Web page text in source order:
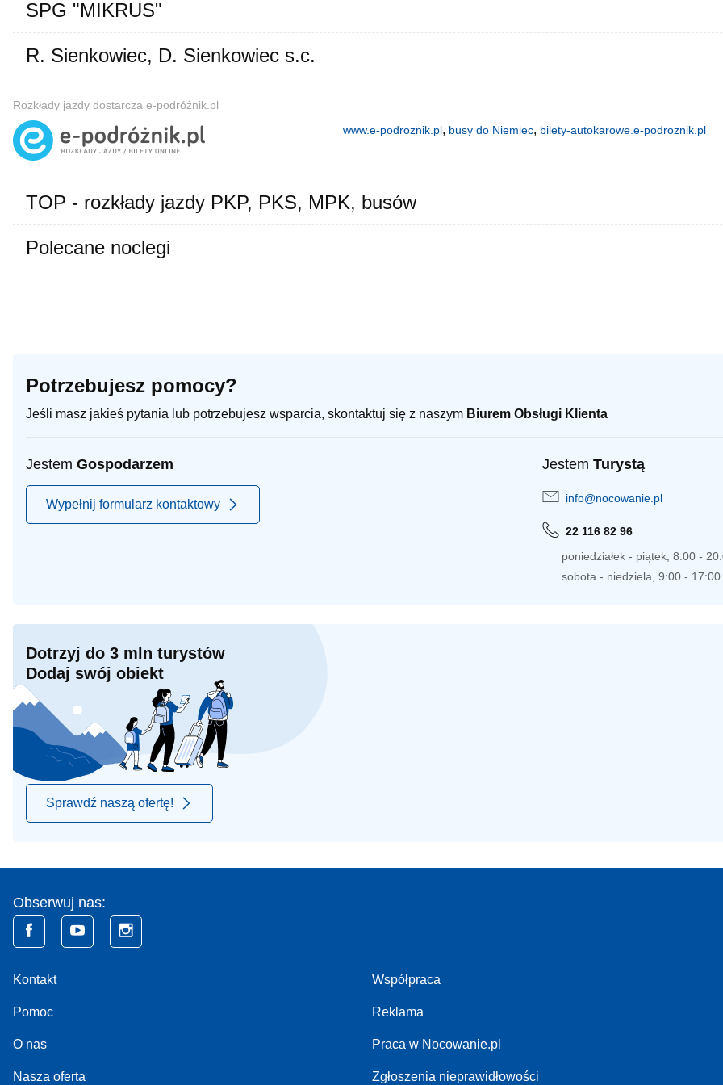
SPG "MIKRUS"
R. Sienkowiec, D. Sienkowiec s.c.
Rozkłady jazdy dostarcza e-podróżnik.pl
www.e-podroznik.pl, busy do Niemiec, bilety-autokarowe.e-podroznik.pl
TOP - rozkłady jazdy PKP, PKS, MPK, busów
Polecane noclegi
Potrzebujesz pomocy?
Jeśli masz jakieś pytania lub potrzebujesz wsparcia, skontaktuj się z naszym Biurem Obsługi Klienta
Jestem Gospodarzem
Wypełnij formularz kontaktowy
Jestem Turystą
info@nocowanie.pl
22 116 82 96
poniedziałek - piątek, 8:00 -
sobota - niedziela, 9:00 - 17:00
Dotrzyj do 3 mln turystów
Dodaj swój obiekt
Sprawdź naszą ofertę!
Obserwuj nas:
Kontakt
Pomoc
O nas
Nasza oferta
Współpraca
Reklama
Praca w Nocowanie.pl
Zgłoszenia nieprawidłowości